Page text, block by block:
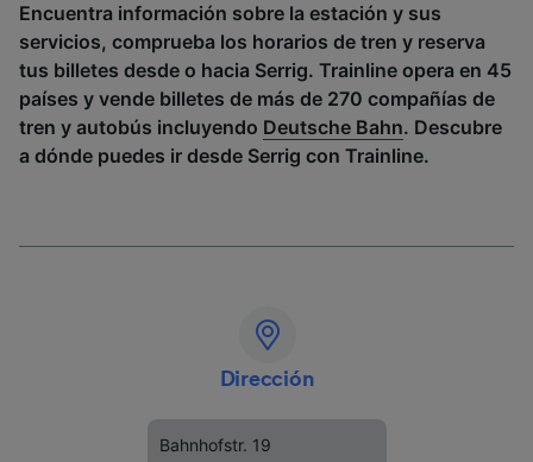
Encuentra información sobre la estación y sus
servicios, comprueba los horarios de tren y reserva
tus billetes desde o hacia Serrig. Trainline opera en 45
países y vende billetes de más de 270 compañías de
tren y autobús incluyendo Deutsche Bahn. Descubre
a dónde puedes ir desde Serrig con Trainline.
Dirección
Bahnhofstr. 19